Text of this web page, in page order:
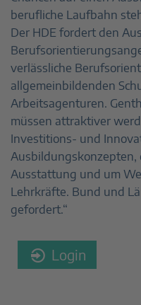
berufliche Laufbahn
Der HDE fordert den
verlässliche
allgemeinbildenden
Arbeitsagenturen.
müssen attraktiver
Investitions- und
Ausbildungskonzepten,
Ausstattung und um
Lehrkräfte. Bund und
gefordert.“
Login